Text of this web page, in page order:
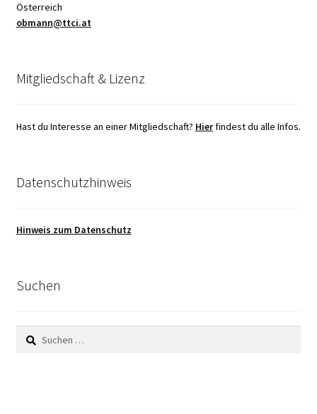
Österreich
obmann@ttci.at
Mitgliedschaft & Lizenz
Hast du Interesse an einer Mitgliedschaft? Hierfindest du alle Infos.
Datenschutzhinweis
Hinweis zum Datenschutz
Suchen
Suchen
nach: